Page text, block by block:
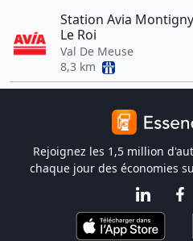
Station Avia Montigny
Le Roi
Val De Meuse
8,3 km
Rejoignez les 1,5 million
chaque jour des économies